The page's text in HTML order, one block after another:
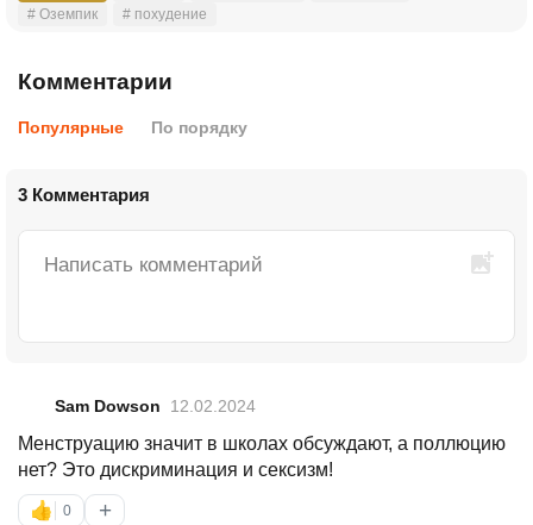
# Оземпик
# похудение
Комментарии
Популярные По порядку
3 Комментария
Sam Dowson 12.02.2024
Менструацию значит в школах обсуждают, а поллюцию
нет? Это дискриминация и сексизм!
👍 0 +